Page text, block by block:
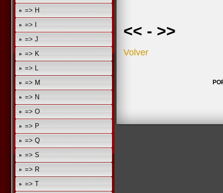
=> H
=> I
=> J
=> K
=> L
=> M
=> N
=> O
=> P
=> Q
=> S
=> R
=> T
<< - >>
Volver